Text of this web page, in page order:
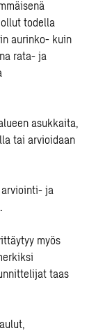
todella
aurinko- kuin
rata- ja
asukkaita,
tai arvioidaan
ja
myös
taas